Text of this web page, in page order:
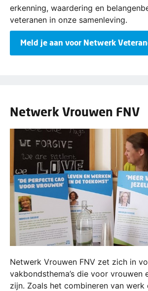
erkenning, waardering en
veteranen in onze samenleving.
Meld je aan voor Netwerk
Netwerk Vrouwen FNV
Netwerk Vrouwen FNV zet zich in
vakbondsthema’s die voor vrouwen
zijn. Zoals het combineren van werk